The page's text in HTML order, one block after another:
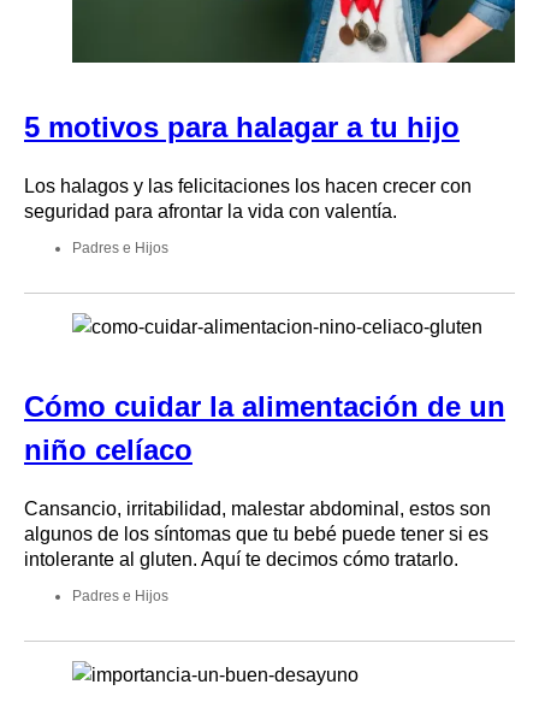
5 motivos para halagar a tu hijo
Los halagos y las felicitaciones los hacen crecer con
seguridad para afrontar la vida con valentía.
Padres e Hijos
Cómo cuidar la alimentación de un
niño celíaco
Cansancio, irritabilidad, malestar abdominal, estos son
algunos de los síntomas que tu bebé puede tener si es
intolerante al gluten. Aquí te decimos cómo tratarlo.
Padres e Hijos